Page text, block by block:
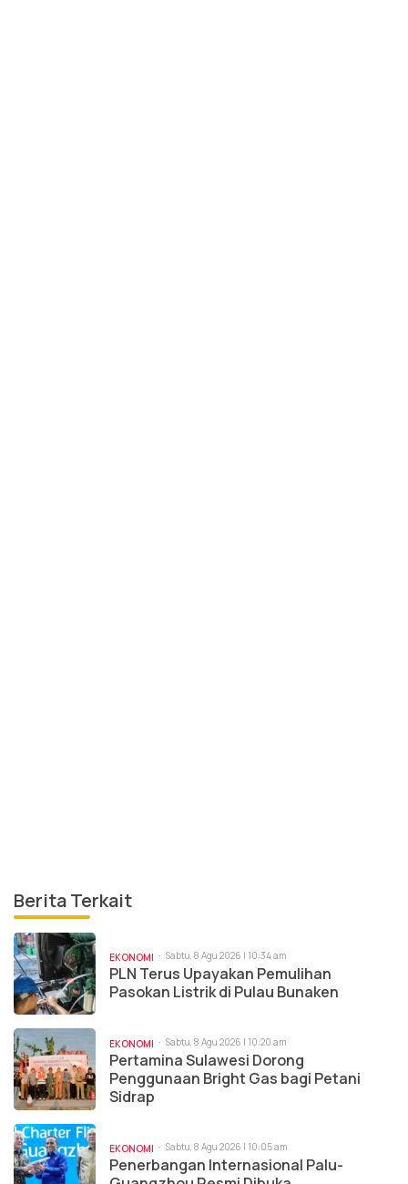
Berita Terkait
EKONOMI Sabtu, 8 Agu 2026 | 10:34 am
PLN Terus Upayakan Pemulihan
Pasokan Listrik di Pulau Bunaken
EKONOMI Sabtu, 8 Agu 2026 | 10:20 am
Pertamina Sulawesi Dorong
Penggunaan Bright Gas bagi Petani
Sidrap
EKONOMI Sabtu, 8 Agu 2026 | 10:05 am
Penerbangan Internasional Palu-